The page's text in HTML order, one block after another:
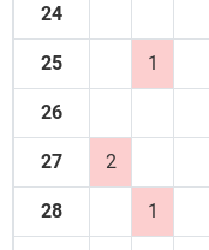
24
25 1
26
27 2
28 1